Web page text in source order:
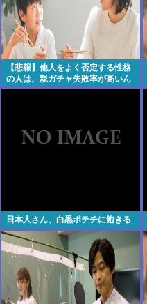
【悲報】他人をよく否定する性格
の人は、親ガチャ失敗率が高いん
だって・・・・・・・・・
日本人さん、白黒ポテチに飽きる